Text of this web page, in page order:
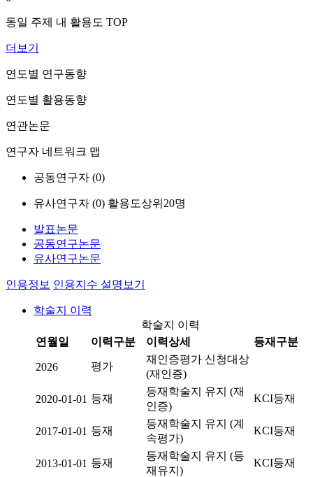
동일 주제 내 활용도 TOP
더보기
연도별 연구동향
연도별 활용동향
연관논문
연구자 네트워크 맵
공동연구자 (0)
유사연구자 (0) 활용도상위20명
발표논문
공동연구논문
유사연구논문
인용정보 인용지수 설명보기
학술지 이력
학술지 이력
연월일
이력구분 이력상세 등재구분
2026 평가
재인증평가 신청대상
(재인증)
2020-01-01 등재
등재학술지 유지 (재
인증)
KCI등재
2017-01-01 등재
등재학술지 유지 (계
속평가)
KCI등재
2013-01-01 등재
등재학술지 유지 (등
재유지)
KCI등재